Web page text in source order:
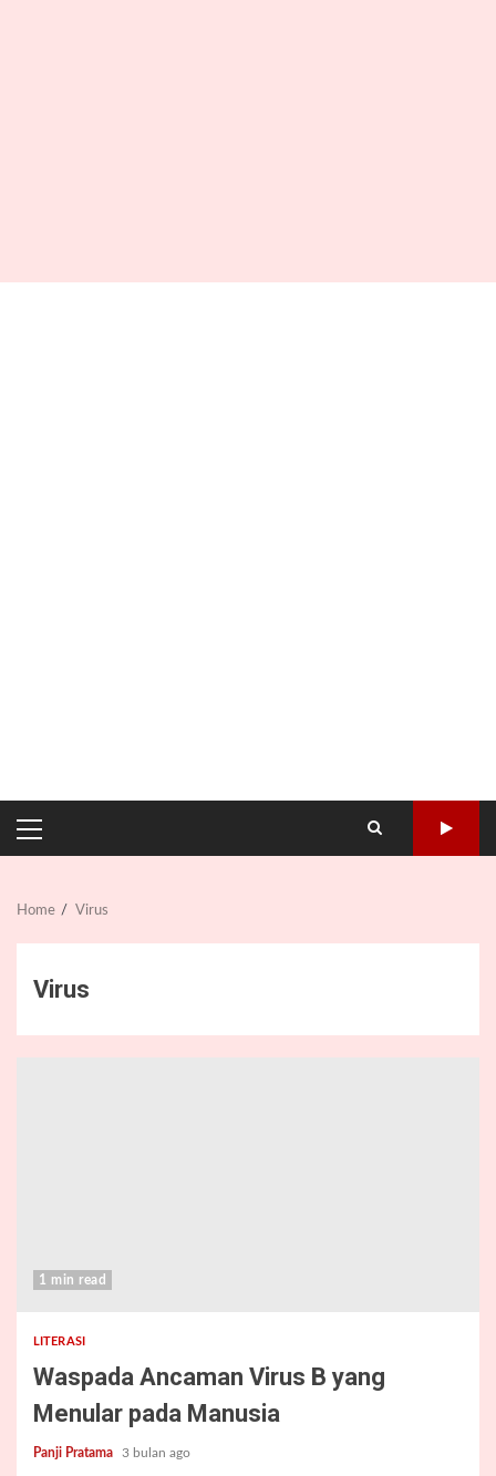
PRIMARY
MENU
Home Virus
Virus
1 min read
LITERASI
Waspada Ancaman Virus B yang
Menular pada Manusia
Panji Pratama 3 bulan ago